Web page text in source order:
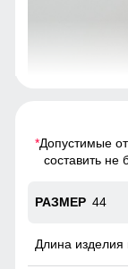
Удобно
особенно
транспорте.
*Допустимые
составить
44